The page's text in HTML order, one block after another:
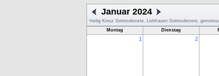
Januar 2024
Heilig Kreuz Gottesdienste, Liebfrauen Gottesdienste,
Montag
Dienstag
1 2